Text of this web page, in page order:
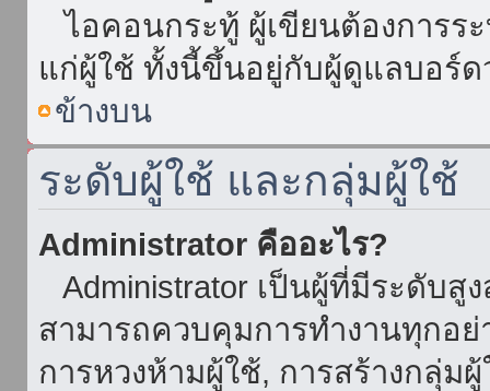
ไอคอนกระทู้ ผู้เขียนต้องการร
แก่ผู้ใช้ ทั้งนี้ขึ้นอยู่กับผู้ดูแลบอร์
ข้างบน
ระดับผู้ใช้ และกลุ่มผู้ใช้
Administrator คืออะไร?
Administrator เป็นผู้ที่มีระดับ
สามารถควบคุมการทำงานทุกอ
การหวงห้ามผู้ใช้, การสร้างกลุ่ม